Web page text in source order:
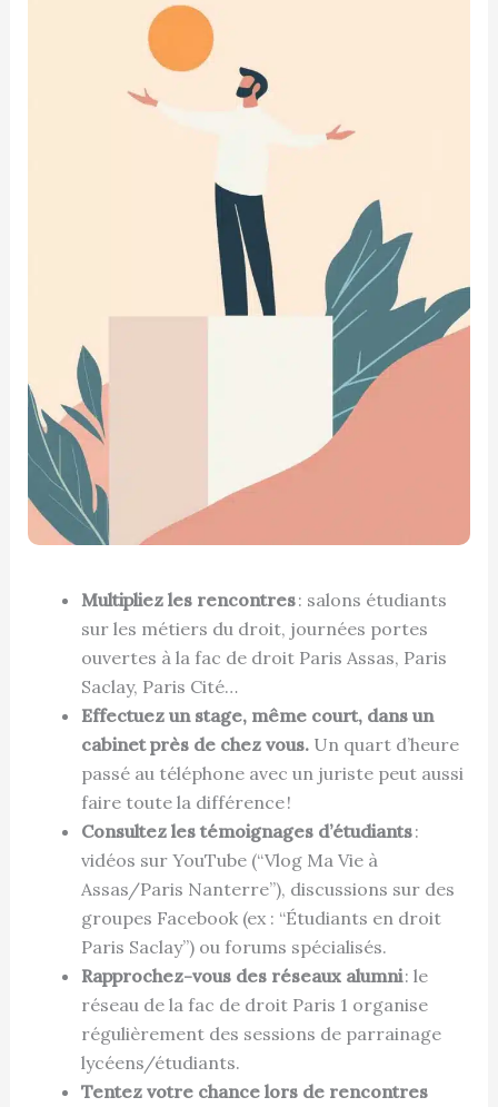
Multipliez les rencontres: salons étudiants
sur les métiers du droit, journées portes
ouvertes à la fac de droit Paris Assas, Paris
Saclay, Paris Cité…
Effectuez un stage, même court, dans un
cabinet près de chez vous.Un quart d’heure
passé au téléphone avec un juriste peut aussi
faire toute la différence !
Consultez les témoignages d’étudiants:
vidéos sur YouTube (“Vlog Ma Vie à
Assas/Paris Nanterre”), discussions sur des
groupes Facebook (ex : “Étudiants en droit
Paris Saclay”) ou forums spécialisés.
Rapprochez-vous des réseaux alumni: le
réseau de la fac de droit Paris 1 organise
régulièrement des sessions de parrainage
lycéens/étudiants.
Tentez votre chance lors de rencontres